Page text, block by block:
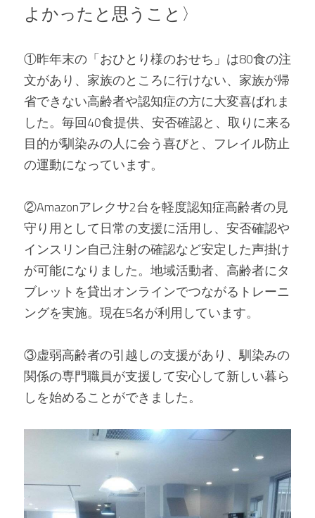
よかったと思うこと〉
①昨年末の「おひとり様のおせち」は80食の注
文があり、家族のところに行けない、家族が帰
省できない高齢者や認知症の方に大変喜ばれま
した。毎回40食提供、安否確認と、取りに来る
目的が馴染みの人に会う喜びと、フレイル防止
の運動になっています。
②Amazonアレクサ2台を軽度認知症高齢者の見
守り用として日常の支援に活用し、安否確認や
インスリン自己注射の確認など安定した声掛け
が可能になりました。地域活動者、高齢者にタ
ブレットを貸出オンラインでつながるトレーニ
ングを実施。現在5名が利用しています。
③虚弱高齢者の引越しの支援があり、馴染みの
関係の専門職員が支援して安心して新しい暮ら
しを始めることができました。